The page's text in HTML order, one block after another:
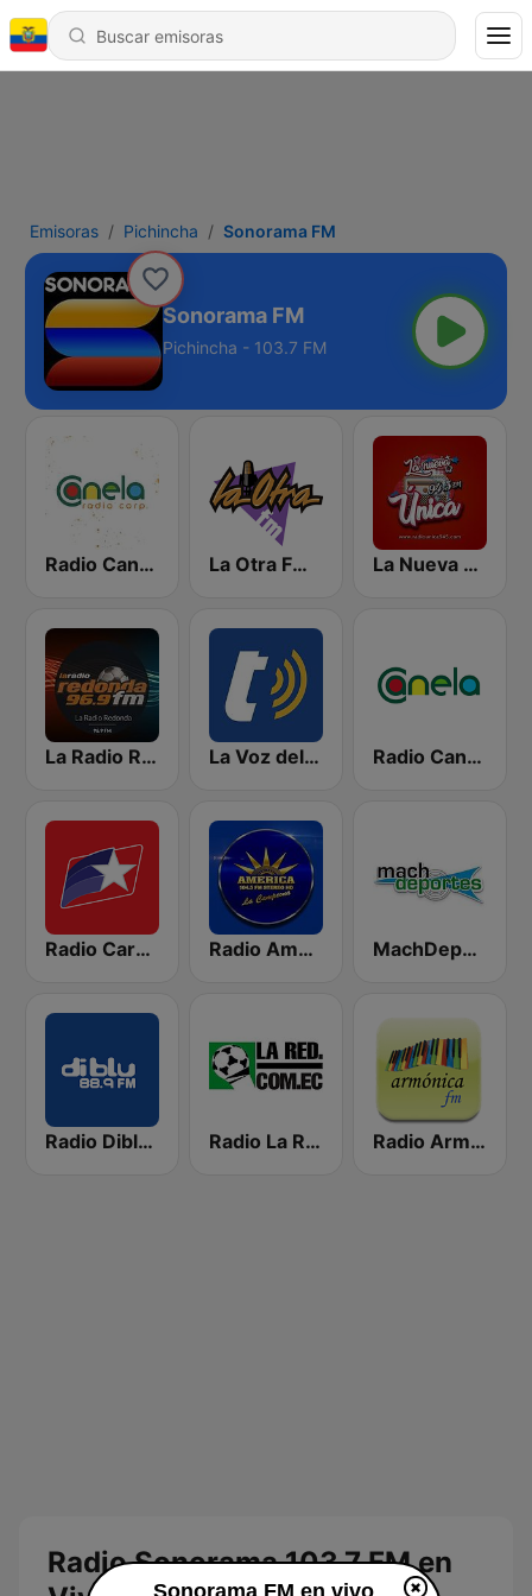
Emisoras Pichincha Sonorama FM
Sonorama FM
Pichincha - 103.7 FM
Radio Canela Quito La Otra FM - Quito La Nueva Unica 94.5 FM
La Radio Redonda 96.9 FM La Voz del Tomebamba Radio Canela Guayas
Radio Caravana Radio América Estereo MachDeportes
Radio Diblu FM Radio La Red 102.1 FM Radio Armónica
Radio Sonorama 103.7 FM en
Sonorama FM en vivo